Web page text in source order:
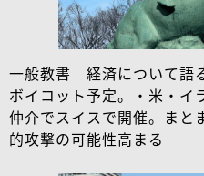
一般教書 経済について語
ボイコット予定。・米・
仲介でスイスで開催。まと
的攻撃の可能性高まる